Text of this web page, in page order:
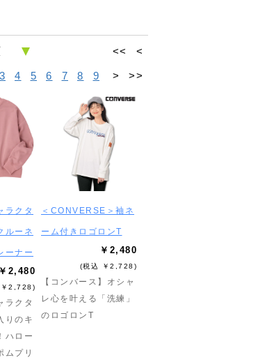
<< <
3 4 5 6 7 8 9 > >>
ラクタ
ルーネ
ーナー
￥2,480
2,728)
ラクタ
りのキ
ハロー
ムプリ
＜CONVERSE＞袖ネ
ーム付きロゴロンT
￥2,480
(税込 ￥2,728)
【コンバース】オシャ
レ心を叶える「洗練」
のロゴロンT